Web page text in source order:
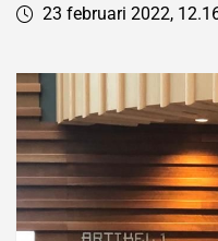
23 februari 2022,